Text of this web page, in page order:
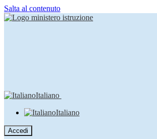
Salta al contenuto
Italiano
Italiano
Accedi